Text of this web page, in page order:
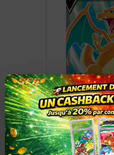
Dracaufeu